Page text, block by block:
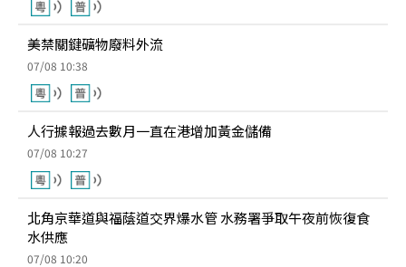
美禁關鍵礦物廢料外流
07/08 10:38
人行據報過去數月一直在港增加黃金儲備
07/08 10:27
北角京華道與福蔭道交界爆水管 水務署爭取午夜前恢復食
水供應
07/08 10:20